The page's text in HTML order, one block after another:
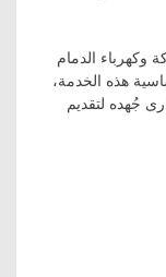
وكهرباء الدمام
هذه الخدمة،
جُهده لتقديم